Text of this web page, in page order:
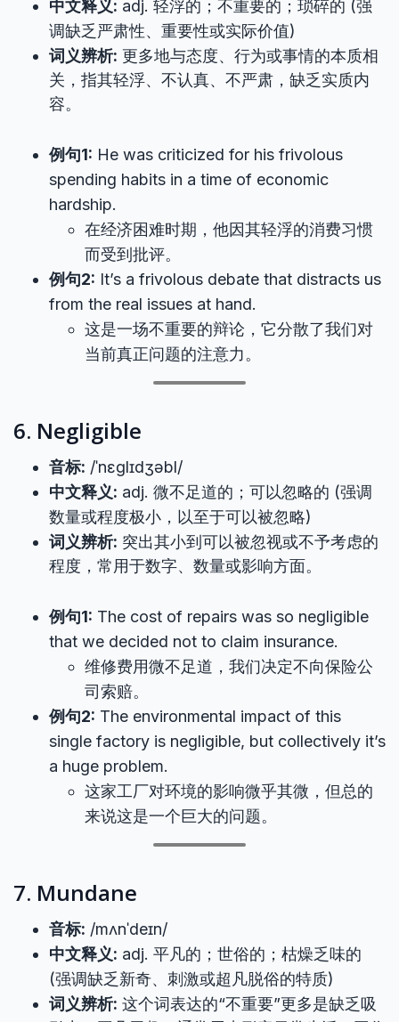
中文释义: adj. 轻浮的；不重要的；琐碎的 (强
调缺乏严肃性、重要性或实际价值)
词义辨析: 更多地与态度、行为或事情的本质相
关，指其轻浮、不认真、不严肃，缺乏实质内
容。
例句1: He was criticized for his frivolous
spending habits in a time of economic
hardship.
在经济困难时期，他因其轻浮的消费习惯
而受到批评。
例句2: It’s a frivolous debate that distracts us
from the real issues at hand.
这是一场不重要的辩论，它分散了我们对
当前真正问题的注意力。
6. Negligible
音标: /ˈnɛɡlɪdʒəbl/
中文释义: adj. 微不足道的；可以忽略的 (强调
数量或程度极小，以至于可以被忽略)
词义辨析: 突出其小到可以被忽视或不予考虑的
程度，常用于数字、数量或影响方面。
例句1: The cost of repairs was so negligible
that we decided not to claim insurance.
维修费用微不足道，我们决定不向保险公
司索赔。
例句2: The environmental impact of this
single factory is negligible, but collectively it’s
a huge problem.
这家工厂对环境的影响微乎其微，但总的
来说这是一个巨大的问题。
7. Mundane
音标: /mʌnˈdeɪn/
中文释义: adj. 平凡的；世俗的；枯燥乏味的
(强调缺乏新奇、刺激或超凡脱俗的特质)
词义辨析: 这个词表达的“不重要”更多是缺乏吸